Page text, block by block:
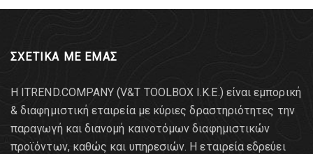
ΣΧΕΤΙΚΑ ΜΕ ΕΜΑΣ
Η ITREND.COMPANY (V&T TOOLBOX Ι.Κ.Ε.) είναι εμπορική
& διαφημιστική εταιρεία με κύριες δραστηριότητες την
παραγωγή και διανομή καινοτόμων διαφημιστικών
προϊόντων, καθώς και υπηρεσιών. Η εταιρεία εδρεύει